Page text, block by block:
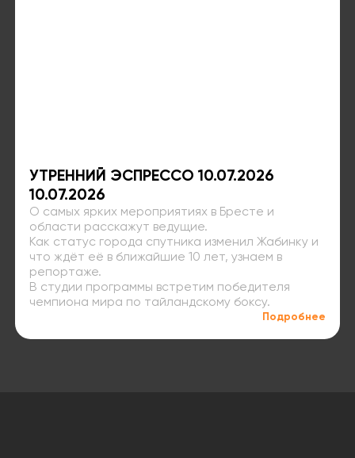
УТРЕННИЙ ЭСПРЕССО 10.07.2026
10.07.2026
О самых ярких мероприятиях в Бресте и
области расскажут ведущие.
Как статус города спутника изменил Жабинку и
что ждёт её в ближайшие 10 лет, узнаем в
репортаже.
В студии программы встретим победителя
чемпиона мира по тайландскому боксу.
Подробнее